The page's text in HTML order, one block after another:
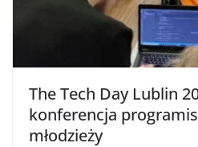
The Tech Day Lublin
konferencja
młodzieży